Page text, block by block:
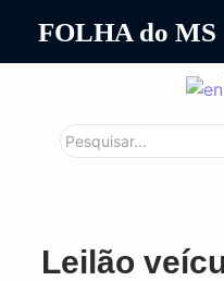
FOLHA do MS
Leilão